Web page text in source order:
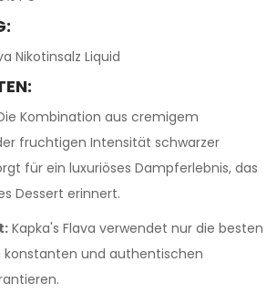
Nikotinsalz Liquid
Kombination aus cremigem
fruchtigen Intensität schwarzer
für ein luxuriöses Dampferlebnis, das
Dessert erinnert.
Kapka's Flava verwendet nur die besten
konstanten und authentischen